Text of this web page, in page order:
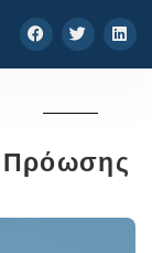
Πρόωσης